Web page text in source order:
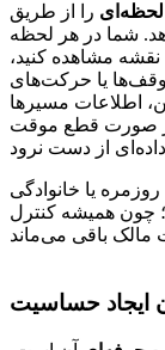
لحظه‌ای را از طریق
شما در هر لحظه
مشاهده کنید،
یا حرکت‌های
اطلاعات مسیرها
در صورت قطع موقت
یا خانوادگی
چون همیشه کنترل
ایجاد حساسیت